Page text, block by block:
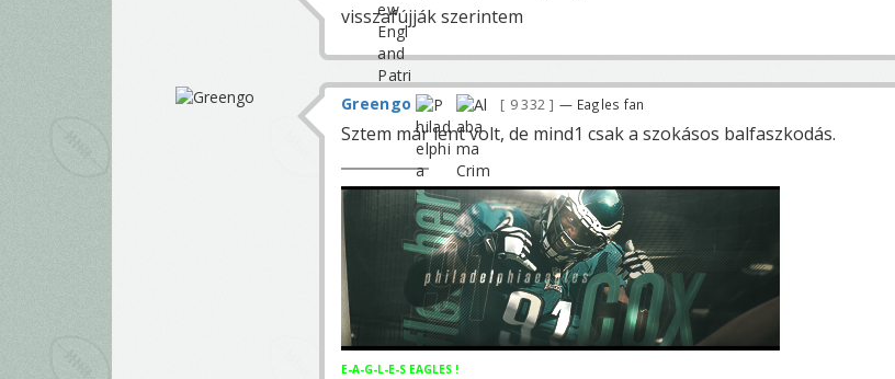
visszafújják szerintem
Greengo 9 332 — Eagles fan
Sztem már lent volt, de mind1 csak a szokásos balfaszkodás.
E-A-G-L-E-S EAGLES !